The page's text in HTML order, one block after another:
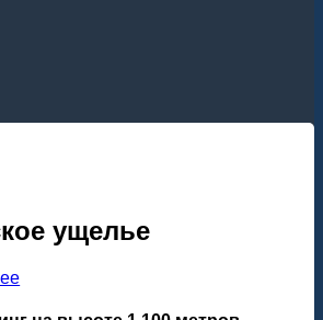
ущелье